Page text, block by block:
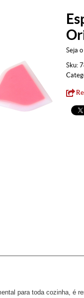
Seja
Sku:
para toda cozinha, é